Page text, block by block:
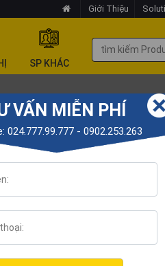
Giới Thiệu
SP KHÁC
VẤN MIỄN PHÍ
024.777.99.777 - 0902.253.263